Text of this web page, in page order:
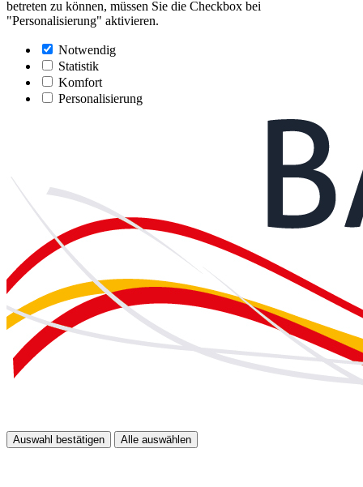
betreten zu können, müssen Sie die Checkbox bei
"Personalisierung" aktivieren.
Notwendig
Statistik
Komfort
Personalisierung
Auswahl bestätigen Alle auswählen